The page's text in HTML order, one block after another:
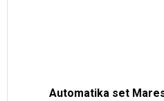
Automatika set